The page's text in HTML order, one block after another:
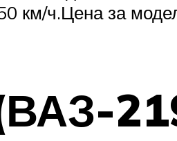
км/ч.Цена за